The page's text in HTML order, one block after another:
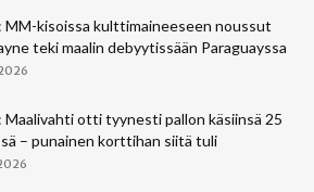
MM-kisoissa kulttimaineeseen noussut
teki maalin debyytissään Paraguayssa
Maalivahti otti tyynesti pallon käsiinsä 25
– punainen korttihan siitä tuli